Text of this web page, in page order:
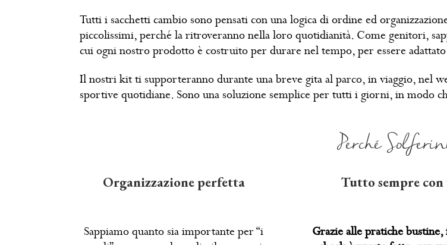
Tutti i sacchetti cambio sono pensati con una logica di ordine ed
piccolissimi, perché la ritroveranno nella loro quotidianità. Come genitori,
cui ogni nostro prodotto è costruito per durare nel tempo, per essere
Il nostri kit ti supporteranno durante una breve gita al parco, in viaggio, nel
sportive quotidiane. Sono una soluzione semplice per tutti i giorni, in modo
Perché
Organizzazione perfetta
Sappiamo quanto sia importante per “i
Tutto sempre con
Grazie alle pratiche